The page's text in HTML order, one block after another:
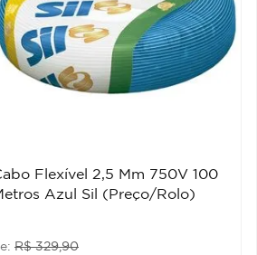
Flexível 2,5 Mm 750V 100
Azul Sil (Preço/Rolo)
R$ 329,90